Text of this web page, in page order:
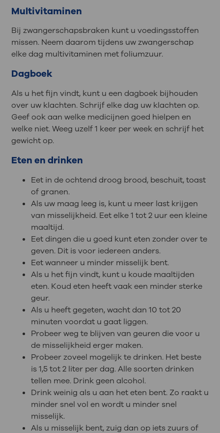
Multivitaminen
Bij zwangerschapsbraken kunt u voedingsstoffen
missen. Neem daarom tijdens uw zwangerschap
elke dag multivitaminen met foliumzuur.
Dagboek
Als u het fijn vindt, kunt u een dagboek bijhouden
over uw klachten. Schrijf elke dag uw klachten op.
Geef ook aan welke medicijnen goed hielpen en
welke niet. Weeg uzelf 1 keer per week en schrijf het
gewicht op.
Eten en drinken
Eet in de ochtend droog brood, beschuit, toast
of granen.
Als uw maag leeg is, kunt u meer last krijgen
van misselijkheid. Eet elke 1 tot 2 uur een kleine
maaltijd.
Eet dingen die u goed kunt eten zonder over te
geven. Dit is voor iedereen anders.
Eet wanneer u minder misselijk bent.
Als u het fijn vindt, kunt u koude maaltijden
eten. Koud eten heeft vaak een minder sterke
geur.
Als u heeft gegeten, wacht dan 10 tot 20
minuten voordat u gaat liggen.
Probeer weg te blijven van geuren die voor u
de misselijkheid erger maken.
Probeer zoveel mogelijk te drinken. Het beste
is 1,5 tot 2 liter per dag. Alle soorten drinken
tellen mee. Drink geen alcohol.
Drink weinig als u aan het eten bent. Zo raakt u
minder snel vol en wordt u minder snel
misselijk.
Als u misselijk bent, zuig dan op iets zuurs of